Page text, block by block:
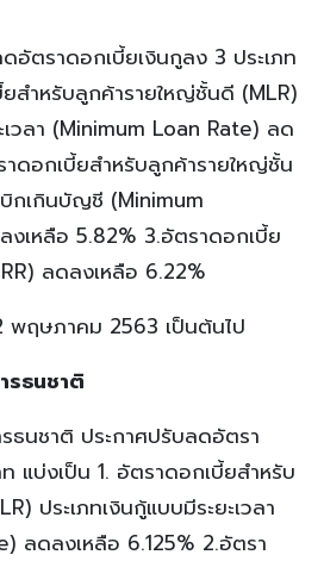
อัตราดอกเบี้ยเงินกูลง 3 ประเภท
สำหรับลูกค้ารายใหญ่ชั้นดี (MLR)
เวลา (Minimum Loan Rate) ลด
ดอกเบี้ยสำหรับลูกค้ารายใหญ่ชั้น
บิกเกินบัญชี (Minimum
เหลือ 5.82% 3.อัตราดอกเบี้ย
ลดลงเหลือ 6.22%
ฤษภาคม 2563 เป็นต้นไป
รธนชาติ
ธนชาติ ประกาศปรับลดอัตรา
แบ่งเป็น 1. อัตราดอกเบี้ยสำหรับ
ประเภทเงินกู้แบบมีระยะเวลา
ลดลงเหลือ 6.125% 2.อัตรา